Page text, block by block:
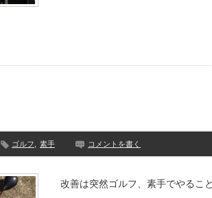
ゴルフ 素手 コメントを書く
改善は突然ゴルフ、素手でやるこ